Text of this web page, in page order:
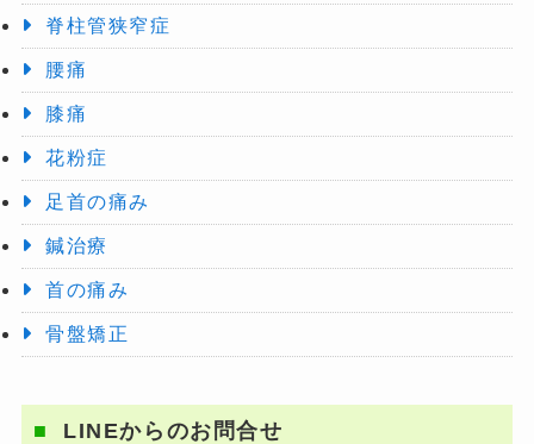
脊柱管狭窄症
腰痛
膝痛
花粉症
足首の痛み
鍼治療
首の痛み
骨盤矯正
LINEからのお問合せ